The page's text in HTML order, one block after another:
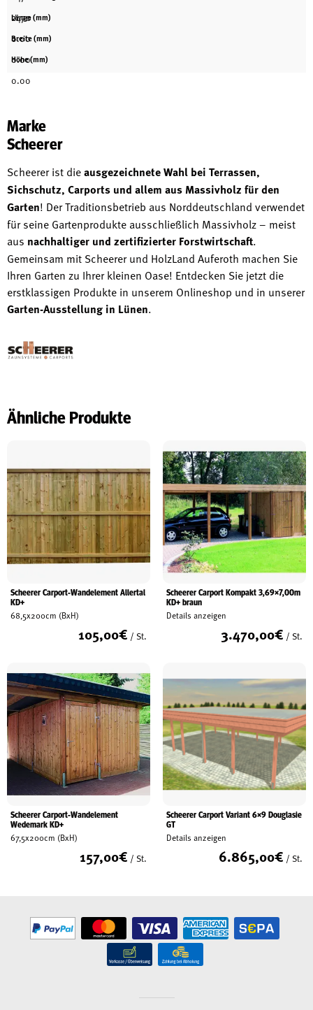
2470
Länge (mm)
0.00
Breite (mm)
0.00
Höhe (mm)
0.00
Marke
Scheerer
Scheerer ist dieausgezeichnete Wahl bei Terrassen,
Sichschutz, Carports und allem aus Massivholz für den
Garten! Der Traditionsbetrieb aus Norddeutschland verwendet
für seine Gartenprodukte ausschließlich Massivholz – meist
aus nachhaltiger und zertifizierter Forstwirtschaft.
Gemeinsam mit Scheerer und HolzLand Auferoth machen Sie
Ihren Garten zu Ihrer kleinen Oase! Entdecken Sie jetzt die
erstklassigen Produkte in unserem Onlineshop und in unserer
Garten-Ausstellung in Lünen.
Ähnliche Produkte
Scheerer Carport-Wandelement Allertal
KD+
68,5x200cm (BxH)
105,00€ / St.
Scheerer Carport Kompakt 3,69×7,00m
KD+ braun
Details anzeigen
3.470,00€ / St.
Scheerer Carport-Wandelement
Wedemark KD+
67,5x200cm (BxH)
157,00€ / St.
Scheerer Carport Variant 6×9 Douglasie
GT
Details anzeigen
6.865,00€ / St.